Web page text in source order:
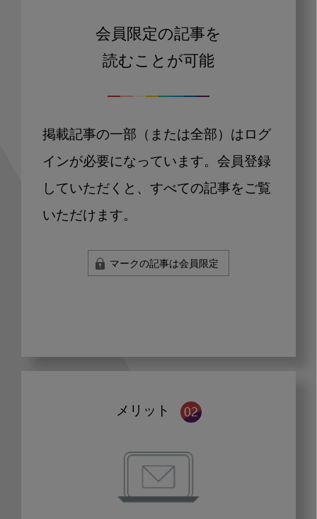
会員限定の記事を
読むことが可能
掲載記事の一部（または全部）はログ
インが必要になっています。会員登録
していただくと、すべての記事をご覧
いただけます。
マークの記事は会員限定
メリット